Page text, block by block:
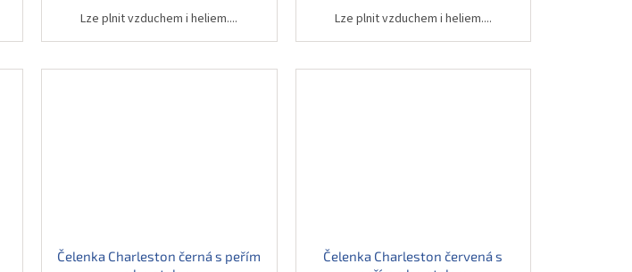
Lze plnit vzduchem i heliem.... Lze plnit vzduchem i heliem....
Čelenka Charleston černá s peřím
Čelenka Charleston červená s